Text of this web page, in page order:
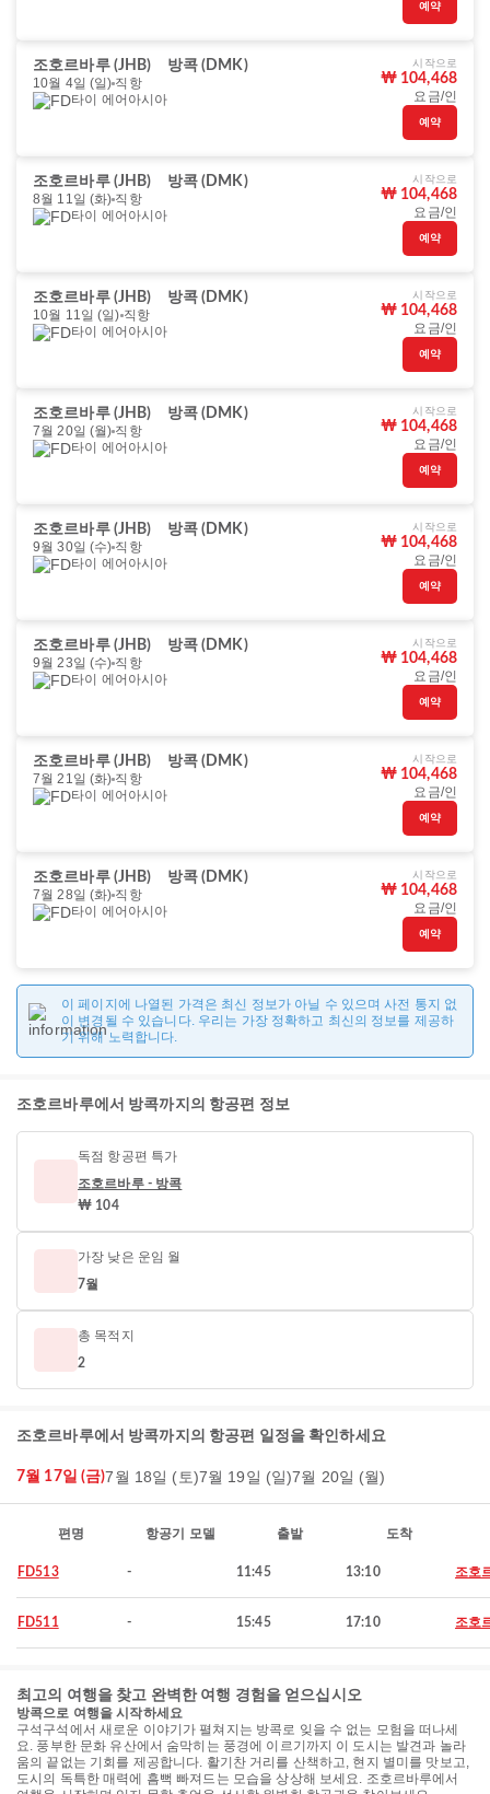
예약
조호르바루 (JHB)
방콕 (DMK)
10월 4일 (일) 직항
타이 에어아시아
시작으로
₩ 104,468
요금/인
예약
조호르바루 (JHB)
방콕 (DMK)
8월 11일 (화) 직항
타이 에어아시아
시작으로
₩ 104,468
요금/인
예약
조호르바루 (JHB)
방콕 (DMK)
10월 11일 (일) 직항
타이 에어아시아
시작으로
₩ 104,468
요금/인
예약
조호르바루 (JHB)
방콕 (DMK)
7월 20일 (월) 직항
타이 에어아시아
시작으로
₩ 104,468
요금/인
예약
조호르바루 (JHB)
방콕 (DMK)
9월 30일 (수) 직항
타이 에어아시아
시작으로
₩ 104,468
요금/인
예약
조호르바루 (JHB)
방콕 (DMK)
9월 23일 (수) 직항
타이 에어아시아
시작으로
₩ 104,468
요금/인
예약
조호르바루 (JHB)
방콕 (DMK)
7월 21일 (화) 직항
타이 에어아시아
시작으로
₩ 104,468
요금/인
예약
조호르바루 (JHB)
방콕 (DMK)
7월 28일 (화) 직항
타이 에어아시아
시작으로
₩ 104,468
요금/인
예약
이 페이지에 나열된 가격은 최신 정보가 아닐 수 있으며 사전 통지 없
이 변경될 수 있습니다. 우리는 가장 정확하고 최신의 정보를 제공하
기 위해 노력합니다.
조호르바루에서 방콕까지의 항공편 정보
독점 항공편 특가
조호르바루 - 방콕
₩ 104
가장 낮은 운임 월
7월
총 목적지
2
조호르바루에서 방콕까지의 항공편 일정을 확인하세요
7월 17일 (금)7월 18일 (토)7월 19일 (일)7월 20일 (월)
편명 항공기 모델 출발 도착
FD513 - 11:45 13:10 조호
FD511 - 15:45 17:10 조호
최고의 여행을 찾고 완벽한 여행 경험을 얻으십시오
방콕으로 여행을 시작하세요
구석구석에서 새로운 이야기가 펼쳐지는 방콕로 잊을 수 없는 모험을 떠나세
요. 풍부한 문화 유산에서 숨막히는 풍경에 이르기까지 이 도시는 발견과 놀라
움의 끝없는 기회를 제공합니다. 활기찬 거리를 산책하고, 현지 별미를 맛보고,
도시의 독특한 매력에 흠뻑 빠져드는 모습을 상상해 보세요. 조호르바루에서